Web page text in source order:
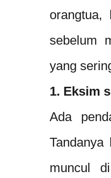
sebelum
yang
1. Eksim
Ada
muncul